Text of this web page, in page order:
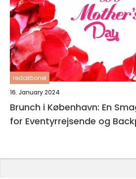
redaktionel
16. January 2024
Brunch i København: En
for Eventyrrejsende og